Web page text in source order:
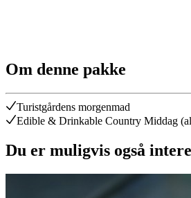
Om denne pakke
Turistgårdens morgenmad
Edible & Drinkable Country Middag
Du er muligvis også